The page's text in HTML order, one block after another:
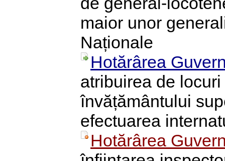
maior unor
Naționale
Hotărârea
atribuirea de
învățământului
efectuarea
Hotărârea